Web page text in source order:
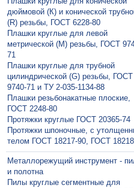
дюймовой (К) и конической
(R) резьбы, ГОСТ 6228-80
Плашки круглые для левой
метрической (М) резьбы, ГОСТ
71
Плашки круглые для трубной
цилиндрической (G) резьбы, ГОСТ
9740-71 и ТУ 2-035-1134-88
Плашки резьбонакатные плоские,
ГОСТ 2248-80
Протяжки круглые ГОСТ 20365-74
Протяжки шпоночные, с
телом ГОСТ 18217-90, ГОСТ
Металлорежущий инструмент -
и полотна
Пилы круглые сегментные для